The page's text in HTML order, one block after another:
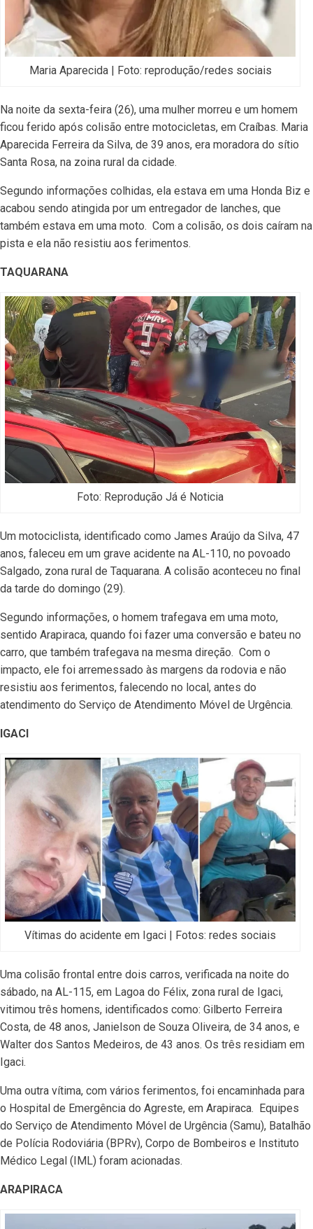
Maria Aparecida | Foto: reprodução/redes sociais
Na noite da sexta-feira (26), uma mulher morreu e um homem
ficou ferido após colisão entre motocicletas, em Craíbas. Maria
Aparecida Ferreira da Silva, de 39 anos, era moradora do sítio
Santa Rosa, na zoina rural da cidade.
Segundo informações colhidas, ela estava em uma Honda Biz e
acabou sendo atingida por um entregador de lanches, que
também estava em uma moto. Com a colisão, os dois caíram na
pista e ela não resistiu aos ferimentos.
TAQUARANA
Foto: Reprodução Já é Noticia
Um motociclista, identificado como James Araújo da Silva, 47
anos, faleceu em um grave acidente na AL-110, no povoado
Salgado, zona rural de Taquarana. A colisão aconteceu no final
da tarde do domingo (29).
Segundo informações, o homem trafegava em uma moto,
sentido Arapiraca, quando foi fazer uma conversão e bateu no
carro, que também trafegava na mesma direção. Com o
impacto, ele foi arremessado às margens da rodovia e não
resistiu aos ferimentos, falecendo no local, antes do
atendimento do Serviço de Atendimento Móvel de Urgência.
IGACI
Vítimas do acidente em Igaci | Fotos: redes sociais
Uma colisão frontal entre dois carros, verificada na noite do
sábado, na AL-115, em Lagoa do Félix, zona rural de Igaci,
vitimou três homens, identificados como: Gilberto Ferreira
Costa, de 48 anos, Janielson de Souza Oliveira, de 34 anos, e
Walter dos Santos Medeiros, de 43 anos. Os três residiam em
Igaci.
Uma outra vítima, com vários ferimentos, foi encaminhada para
o Hospital de Emergência do Agreste, em Arapiraca. Equipes
do Serviço de Atendimento Móvel de Urgência (Samu), Batalhão
de Polícia Rodoviária (BPRv), Corpo de Bombeiros e Instituto
Médico Legal (IML) foram acionadas.
ARAPIRACA